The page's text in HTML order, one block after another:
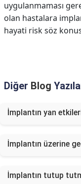
uygulanmaması
olan hastalara
hayati risk söz
Diğer Blog
İmplantın yan
İmplantın üzerine
İmplantın tutup